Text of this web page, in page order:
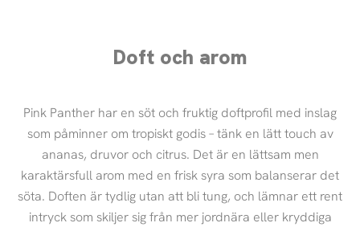
Doft och arom
Pink Panther har en söt och fruktig doftprofil med inslag
som påminner om tropiskt godis – tänk en lätt touch av
ananas, druvor och citrus. Det är en lättsam men
karaktärsfull arom med en frisk syra som balanserar det
söta. Doften är tydlig utan att bli tung, och lämnar ett rent
intryck som skiljer sig från mer jordnära eller kryddiga